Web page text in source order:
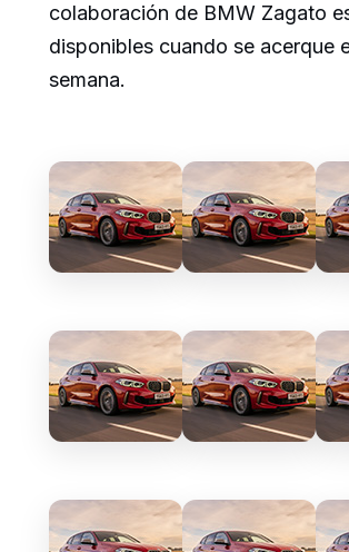
colaboración de BMW Zagato
disponibles cuando se acerque
semana.